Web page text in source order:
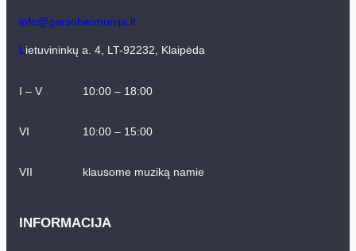
info@garsoharmonija.lt
L ietuvininkų a. 4, LT-92232, Klaipėda
I – V 10:00 – 18:00
VI 10:00 – 15:00
VII klausome muziką namie
INFORMACIJA